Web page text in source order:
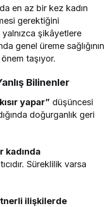
en az bir kez kadın
gerektiğini
şikâyetlere
genel üreme sağlığının
taşıyor.
Bilinenler
yapar” düşüncesi
doğurganlık geri
kadında
Süreklilik varsa
ilişkilerde